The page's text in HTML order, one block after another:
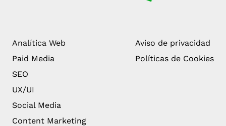
Analítica Web
Paid Media
SEO
UX/UI
Social Media
Content Marketing
Aviso de privacidad
Políticas de Cookies